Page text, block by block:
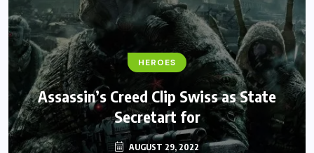
HEROES
Assassin’s Creed Clip Swiss as State
Secretart for
AUGUST 29, 2022
FANTASY
Monster Jam Titans success farms their
efforts
AUGUST 29, 2022